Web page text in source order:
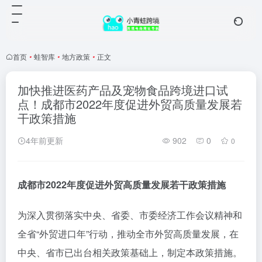
首页 • 蛙智库 • 地方政策 • 正文
加快推进医药产品及宠物食品跨境进口试
点！成都市2022年度促进外贸高质量发展若
干政策措施
4年前更新 902 0 0
成都市2022年度促进外贸高质量发展若干政策措施
为深入贯彻落实中央、省委、市委经济工作会议精神和
全省“外贸进口年”行动，推动全市外贸高质量发展，在
中央、省市已出台相关政策基础上，制定本政策措施。